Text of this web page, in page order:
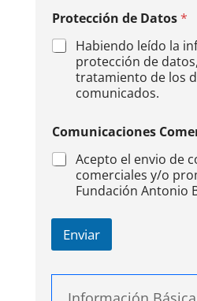
Protección de Datos*
Habiendo leído la
protección de
tratamiento de los
comunicados.
Comunicaciones
Acepto el envio de
comerciales y/o
Fundación Antonio
Enviar